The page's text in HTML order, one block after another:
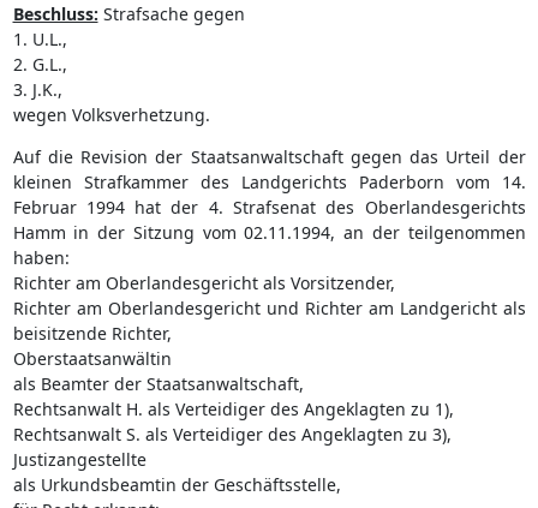
Beschluss: Strafsache gegen
1. U.L.,
2. G.L.,
3. J.K.,
wegen Volksverhetzung.
Auf die Revision der Staatsanwaltschaft gegen das Urteil der
kleinen Strafkammer des Landgerichts Paderborn vom 14.
Februar 1994 hat der 4. Strafsenat des Oberlandesgerichts
Hamm in der Sitzung vom 02.11.1994, an der teilgenommen
haben:
Richter am Oberlandesgericht als Vorsitzender,
Richter am Oberlandesgericht und Richter am Landgericht als
beisitzende Richter,
Oberstaatsanwältin
als Beamter der Staatsanwaltschaft,
Rechtsanwalt H. als Verteidiger des Angeklagten zu 1),
Rechtsanwalt S. als Verteidiger des Angeklagten zu 3),
Justizangestellte
als Urkundsbeamtin der Geschäftsstelle,